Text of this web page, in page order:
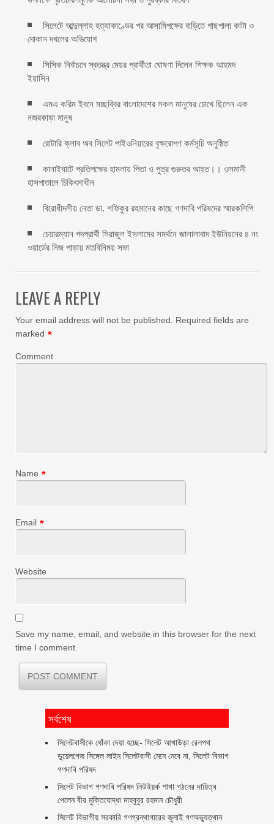
সিলেটে আব্দুল্লাহ হত্যাকাণ্ডের পর আসামিপক্ষের বাড়িতে গাছপালা কাটা ও
দোকান দখলের অভিযোগ
সিসিক নির্বাচনে স্বতন্ত্র মেয়র প্রার্থীতা ঘোষণা দিলেন শিক্ষক আহমদ
ইয়াসিন
এমএ করিম ইবনে মচ্ছব্বির বাংলাদেশের সকল মানুষের চোখে ছিলেন এক
নজরকাড়া মানুষ ‎
রোটারি ক্লাব অব সিলেট পাইওনিয়ারের বৃক্ষরোপণ কর্মসূচি অনুষ্ঠিত
কানাইঘাটে প্রতিপক্ষের হামলায় পিতা ও পুত্র গুরুতর আহত।। ওসমানী
হাসপাতালে চিকিৎসাধীন
বিরোধীদলীয় নেতা ডা. শফিকুর রহমানের কাছে গণদাবি পরিষদের স্মারকলিপি ‎
চেয়ারম্যান পদপ্রার্থী সিরাজুল ইসলামের সমর্থনে জালালাবাদ ইউনিয়নের ৪ নং
ওয়ার্ডের নিজ পাড়ায় মতবিনিময় সভা
LEAVE A REPLY
Your email address will not be published.
Required fields are
marked *
Comment
Name *
Email *
Website
Save my name, email, and website in this browser for the next
time I comment.
সর্বশেষ
‎সিলেটবাসীকে ধোঁকা দেয়া হচ্ছে- সিলেট আখাউড়া রেলপথ
ডুয়েলগেজ সিঙ্গেল লাইন সিলেটবাসী মেনে নেবে না, সিলেট বিভাগ
গণদাবি পরিষদ
সিলেট বিভাগ গণদাবি পরিষদ নিউইয়র্ক শাখা গঠনের দায়িত্ব
পেলেন বীর মুক্তিযোদ্ধা মাহবুবুর রহমান চৌধুরী ‎ ‎
সিলেট বিভাগীয় সরকারি গণগ্রন্থাগারের জুলাই গণঅভ্যুত্থান